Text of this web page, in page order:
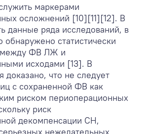
маркерами
осложнений [10][11][12]. В
данные ряда исследований, в
статистически
между ФВ ЛЖ и
исходами [13]. В
доказано, что не следует
с сохраненной ФВ как
риском периоперационных
риск
декомпенсации СН,